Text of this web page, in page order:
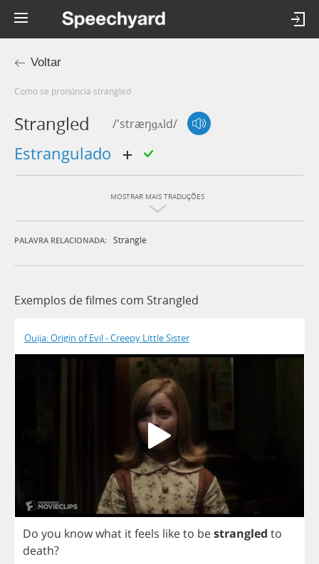
Voltar
Como se pronúncia strangled
Strangled /'stræŋɡʌld/
estrangulado
MOSTRAR MAIS TRADUÇÕES
PALAVRA RELACIONADA: Strangle
Exemplos de filmes com Strangled
Ouija: Origin of Evil - Creepy Little Sister
Do you knowwhat itfeels liketo bestrangled to
death?